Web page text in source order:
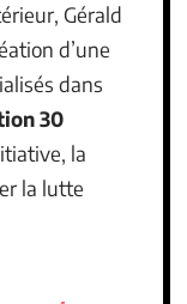
Gérald
d’une
dans
30
la
la lutte